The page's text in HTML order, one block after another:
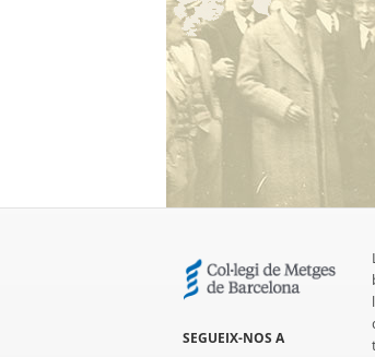
SEGUEIX-NOS A